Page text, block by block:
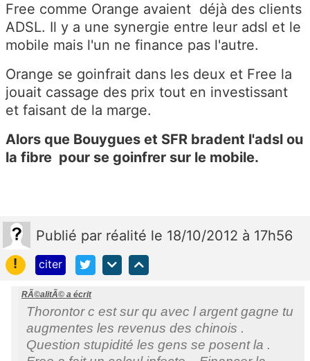
Free comme Orange avaient déjà des clients
ADSL. Il y a une synergie entre leur adsl et le
mobile mais l'un ne finance pas l'autre.
Orange se goinfrait dans les deux et Free la
jouait cassage des prix tout en investissant
et faisant de la marge.
Alors que Bouygues et SFR bradent l'adsl ou
la fibre pour se goinfrer sur le mobile.
Publié par réalité le 18/10/2012 à 17h56
!
citer
RÃ©alitÃ© a écrit
Thorontor c est sur qu avec l argent gagne tu
augmentes les revenus des chinois .
Question stupidité les gens se posent la .